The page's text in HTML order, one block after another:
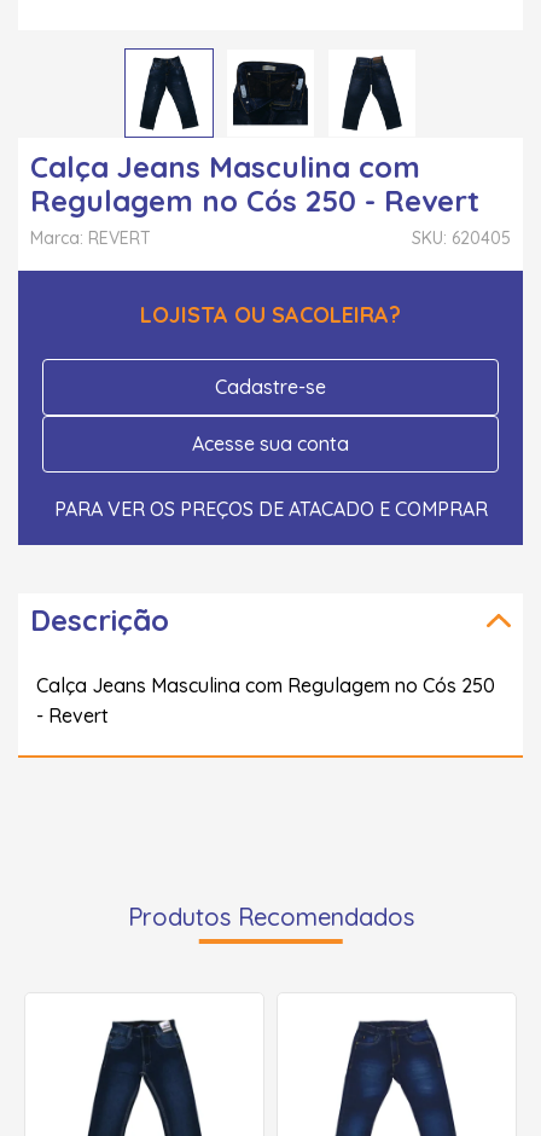
Calça Jeans Masculina com
Regulagem no Cós 250 - Revert
SKU: 620405
Marca: REVERT
LOJISTA OU SACOLEIRA?
Cadastre-se
Acesse sua conta
PARA VER OS PREÇOS DE ATACADO E COMPRAR
Descrição
Calça Jeans Masculina com Regulagem no Cós 250
- Revert
Produtos Recomendados